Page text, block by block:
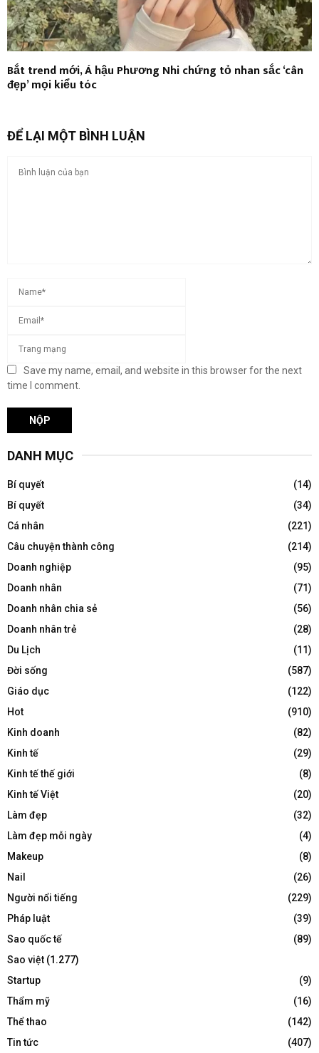
Bắt trend mới, Á hậu Phương Nhi chứng tỏ nhan sắc ‘cân
đẹp’ mọi kiểu tóc
ĐỂ LẠI MỘT BÌNH LUẬN
Save my name, email, and website in this browser for the next
time I comment.
DANH MỤC
Bí quyết
(14)
Bí quyết
(34)
Cá nhân
(221)
Câu chuyện thành công
(214)
Doanh nghiệp
(95)
Doanh nhân
(71)
Doanh nhân chia sẻ
(56)
Doanh nhân trẻ
(28)
Du Lịch
(11)
Đời sống
(587)
Giáo dục
(122)
Hot
(910)
Kinh doanh
(82)
Kinh tế
(29)
Kinh tế thế giới
(8)
Kinh tế Việt
(20)
Làm đẹp
(32)
Làm đẹp mỗi ngày
(4)
Makeup
(8)
Nail
(26)
Người nổi tiếng
(229)
Pháp luật
(39)
Sao quốc tế
(89)
Sao việt (1.277)
Startup
(9)
Thẩm mỹ
(16)
Thể thao
(142)
Tin tức
(407)